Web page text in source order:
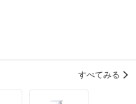
すべてみる